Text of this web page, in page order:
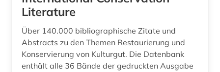
bibliothek (1)
biblische archäologie (1)
biblische studien (1)
Litauen (2)
Makedonien (1)
Literature
Über 140.000 bibliographische Zitate und
Abstracts zu den Themen Restaurierung und
Konservierung von Kulturgut. Die Datenbank
enthält alle 36 Bände der gedruckten Ausgabe